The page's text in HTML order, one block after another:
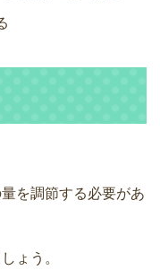
を調節する必要があ
ょう。